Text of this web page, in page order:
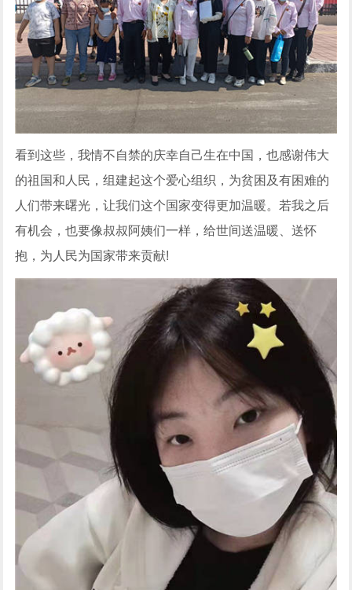
看到这些，我情不自禁的庆幸自己生在中国，也感谢伟大
的祖国和人民，组建起这个爱心组织，为贫困及有困难的
人们带来曙光，让我们这个国家变得更加温暖。若我之后
有机会，也要像叔叔阿姨们一样，给世间送温暖、送怀
抱，为人民为国家带来贡献!